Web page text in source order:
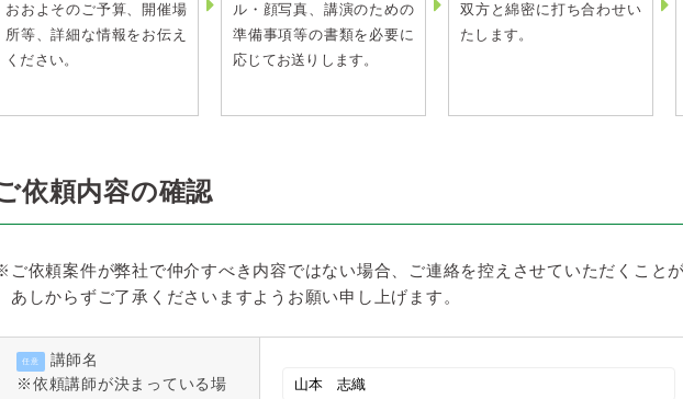
おおよそのご予算、開催場
所等、詳細な情報をお伝え
ください。
ル・顔写真、講演のための
準備事項等の書類を必要に
応じてお送りします。
双方と綿密に打ち合わせい
たします。
依頼内容の確認
ご依頼案件が弊社で仲介すべき内容ではない場合、ご連絡を控えさせていただくことが
あしからずご了承くださいますようお願い申し上げます。
任意
講師名
※依頼講師が決まっている場